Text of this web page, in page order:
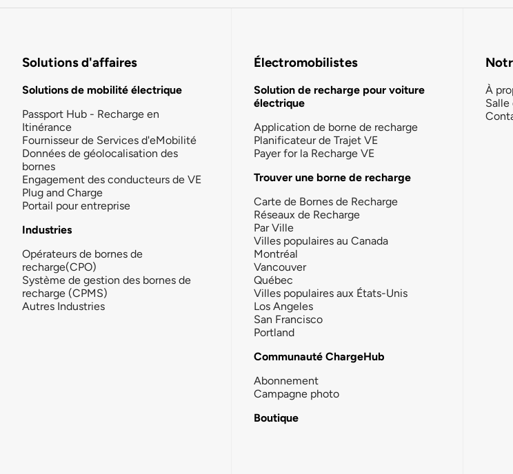
Solutions d'affaires
Solutions de mobilité électrique
Passport Hub - Recharge en
Itinérance
Fournisseur de Services d'eMobilité
Données de géolocalisation des
bornes
Engagement des conducteurs de VE
Plug and Charge
Portail pour entreprise
Industries
Opérateurs de bornes de
recharge(CPO)
Système de gestion des bornes de
recharge (CPMS)
Autres Industries
Électromobilistes
Solution de recharge pour voiture
électrique
Application de borne de recharge
Planificateur de Trajet VE
Payer for la Recharge VE
Trouver une borne de recharge
Carte de Bornes de Recharge
Réseaux de Recharge
Par Ville
Villes populaires au Canada
Montréal
Vancouver
Québec
Villes populaires aux États-Unis
Los Angeles
San Francisco
Portland
Communauté ChargeHub
Abonnement
Campagne photo
Boutique
À
Salle